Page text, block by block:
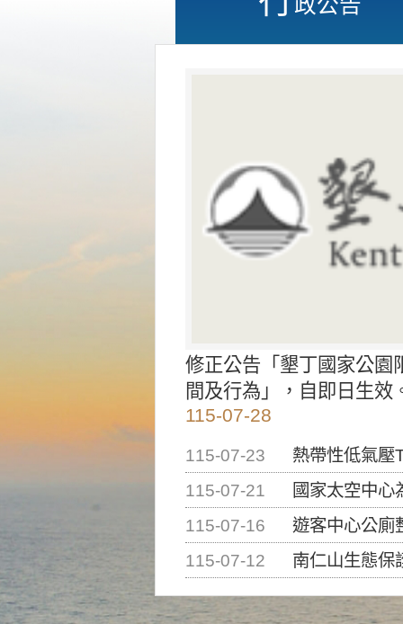
修正公告「墾丁國家公園
間及行為」，自即日生效
115-07-28
115-07-23
熱帶性低氣壓
115-07-21
國家太空中心為辦理
115-07-16
遊客中心公廁
115-07-12
南仁山生態保護區步道已完成